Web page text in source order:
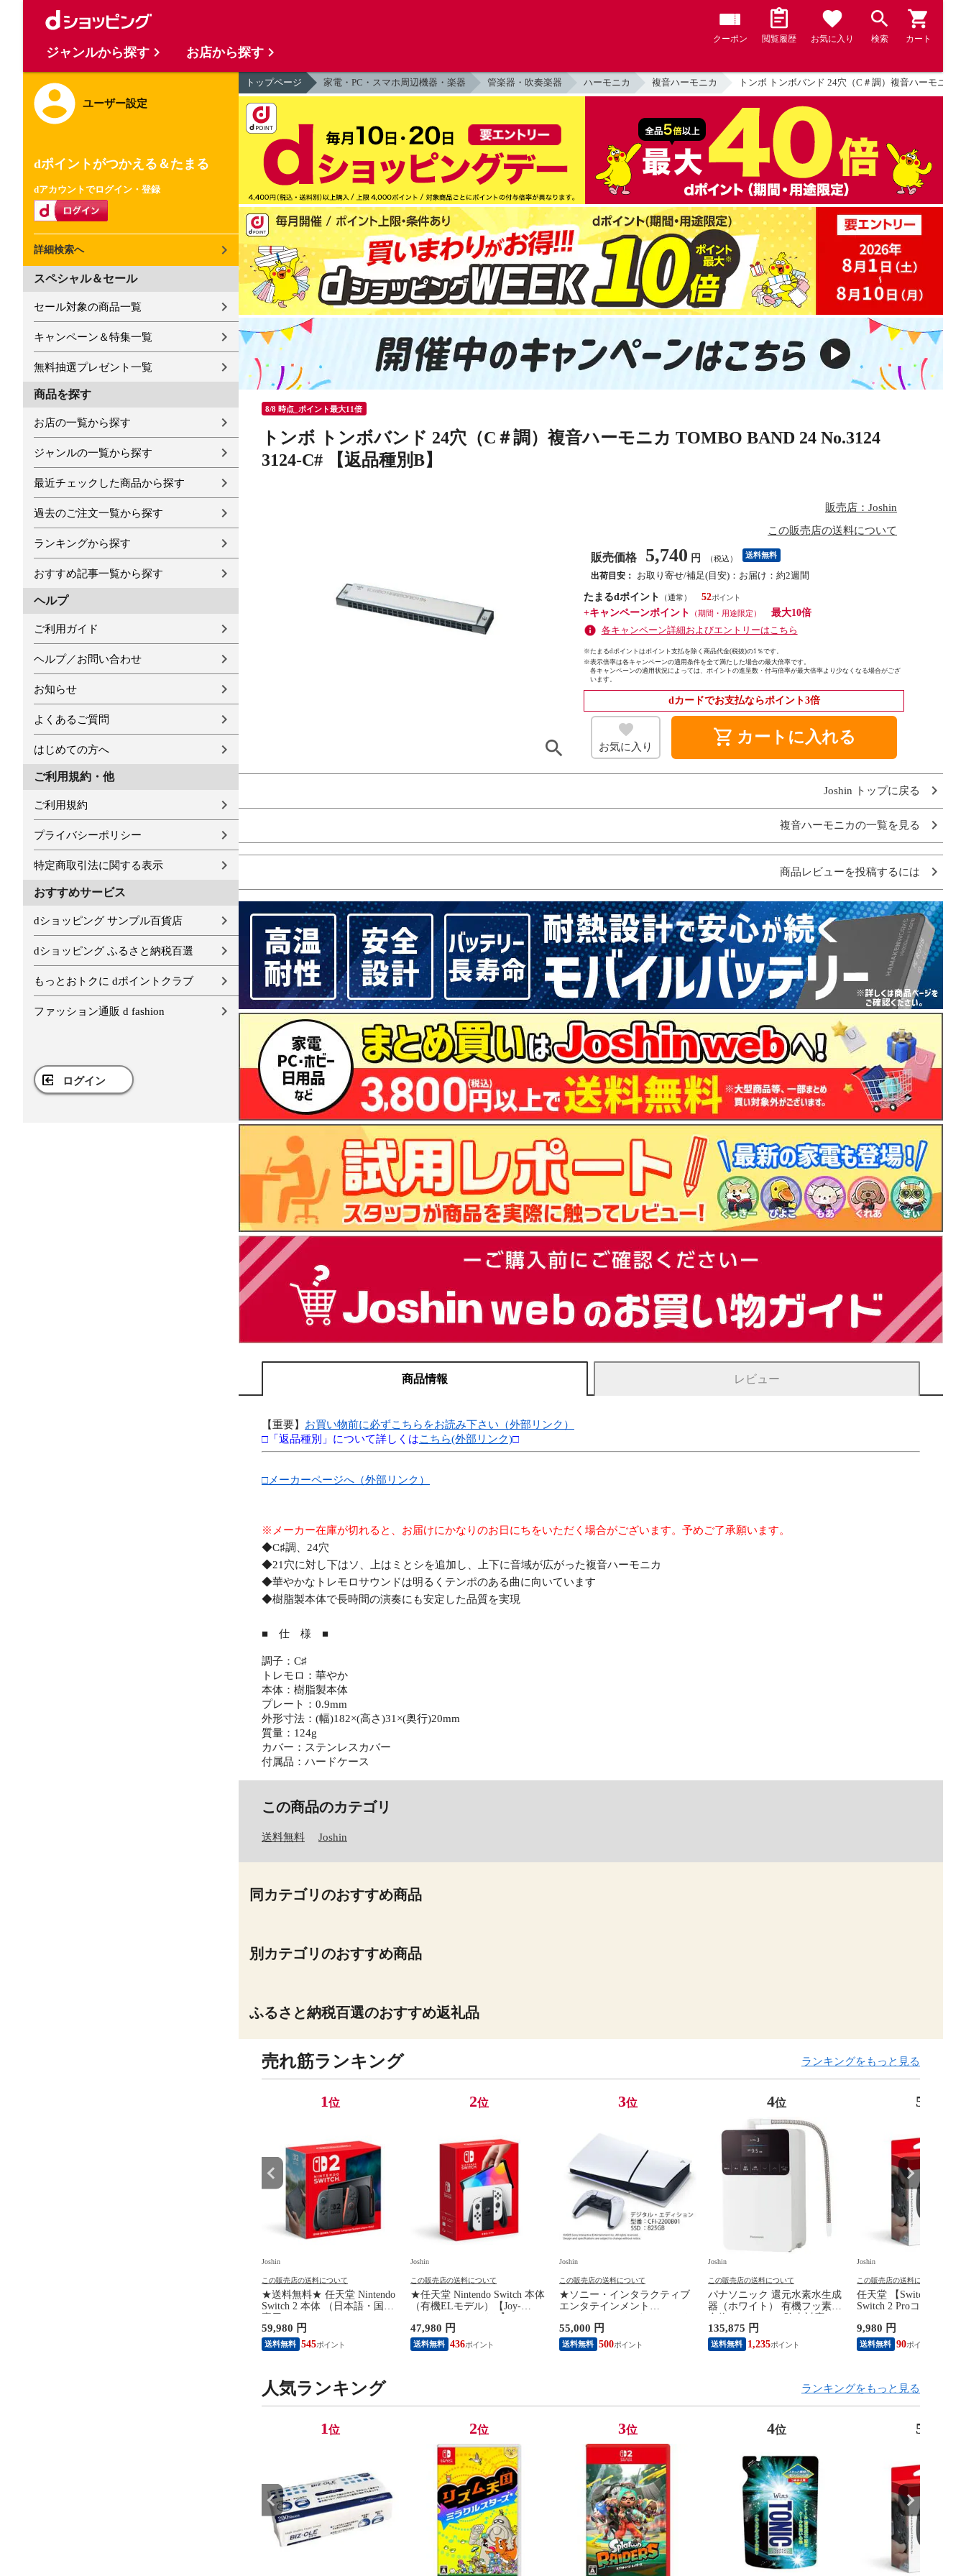
クーポン 閲覧履歴 お気に入り 検索 カート
ユーザー設定
dポイントがつかえる＆たまる
dアカウントでログイン・登録
詳細検索へ
スペシャル＆セール
セール対象の商品一覧
キャンペーン＆特集一覧
無料抽選プレゼント一覧
商品を探す
お店の一覧から探す
ジャンルの一覧から探す
最近チェックした商品から探す
過去のご注文一覧から探す
ランキングから探す
おすすめ記事一覧から探す
ヘルプ
ご利用ガイド
ヘルプ／お問い合わせ
お知らせ
よくあるご質問
はじめての方へ
ご利用規約・他
ご利用規約
プライバシーポリシー
特定商取引法に関する表示
おすすめサービス
dショッピング サンプル百貨店
dショッピング ふるさと納税百選
もっとおトクに dポイントクラブ
ファッション通販 d fashion
ログイン
トップページ 家電・PC・スマホ周辺機器・楽器 管楽器・吹奏楽器 ハーモニカ 複音ハーモニカ トンボ トンボバンド 24穴（C＃調）複音ハーモニカ
8/8 時点_ポイント最大11倍
トンボ トンボバンド 24穴（C＃調）複音ハーモニカ TOMBO BAND 24 No.3124
3124-C# 【返品種別B】
販売店：Joshin
この販売店の送料について
販売価格 5,740 円 （税込） 送料無料
出荷目安：
お取り寄せ/補足(目安)：お届け：約2週間
たまるdポイント
（通常）
52
+キャンペーンポイント
（期間・用途限定）
最大10倍
各キャンペーン詳細およびエントリーはこちら
※たまるdポイントはポイント支払を除く商品代金(税抜)の1％です。
※表示倍率は各キャンペーンの適用条件を全て満たした場合の最大倍率です。
各キャンペーンの適用状況によっては、ポイントの進呈数・付与倍率が最大倍率より少なくなる場合がござ
います。
dカードでお支払ならポイント3倍
お気に入り shopping_cart カートに入れる
Joshin トップに戻る
複音ハーモニカの一覧を見る
商品レビューを投稿するには
商品情報 レビュー
【重要】 お買い物前に必ずこちらをお読み下さい（外部リンク）
□「返品種別」について詳しくはこちら(外部リンク)□
□メーカーページへ（外部リンク）
※メーカー在庫が切れると、お届けにかなりのお日にちをいただく場合がございます。予めご了承願います。
◆C♯調、24穴
◆21穴に対し下はソ、上はミとシを追加し、上下に音域が広がった複音ハーモニカ
◆華やかなトレモロサウンドは明るくテンポのある曲に向いています
◆樹脂製本体で長時間の演奏にも安定した品質を実現
■ 仕 様 ■
調子：C♯
トレモロ：華やか
本体：樹脂製本体
プレート：0.9mm
外形寸法：(幅)182×(高さ)31×(奥行)20mm
質量：124g
カバー：ステンレスカバー
付属品：ハードケース
この商品のカテゴリ
送料無料 Joshin
同カテゴリのおすすめ商品
別カテゴリのおすすめ商品
ふるさと納税百選のおすすめ返礼品
売れ筋ランキング ランキングをもっと見る
1位
Joshin
この販売店の送料について
★送料無料★ 任天堂 Nintendo
Switch 2 本体 （日本語・国内
NSW2ホンタイ 【返品種別B】
59,980 円
送料無料 545
2位
Joshin
この販売店の送料について
★任天堂 Nintendo Switch 本体
（有機ELモデル）【Joy-
KAAAA NSWホンタイホワイ
ト ユウキELモデル 【返品種
別B】
47,980 円
送料無料 436
3位
Joshin
この販売店の送料について
★ソニー・インタラクティブ
エンタテインメント
ィション 日本語専用 Console
Language: Japanese only（CFI-
2200B01） 【返品種別B】
55,000 円
送料無料 500
4位
Joshin
この販売店の送料について
パナソニック 還元水素水生成
器（ホワイト） 有機フッ素化
Panasonic TK-HS71-W 【返品
種別A】
135,875 円
送料無料 1,235
5
Joshin
この販売店の送料について
任天堂 【Switch2】
Switch 2 Proコントロー
トローラー 【返品種別
9,980 円
送料無料 90
人気ランキング ランキングをもっと見る
1位 2位 3位 4位 5
ジャンルから探す お店から探す